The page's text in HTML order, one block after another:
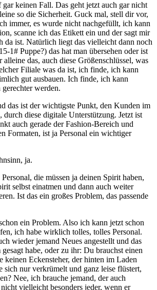
gar keinen Fall. Das geht jetzt auch gar nicht
so die Sicherheit. Guck mal, stell dir vor,
immer, es wurde nicht nachgefüllt, ich kann
scanne ich das Etikett ein und der sagt mir
da ist. Natürlich liegt das vielleicht dann noch
1# Puppe?) das hat man übersehen oder ist
alleine das, auch diese Größenschlüssel, was
Filiale was da ist, ich finde, ich kann
gut ausbauen. Ich finde, ich kann
werden.
das ist der wichtigste Punkt, den Kunden im
diese digitale Unterstützung. Jetzt ist
auch gerade der Fashion-Bereich und
Formaten, ist ja Personal ein wichtiger
ja.
die müssen ja deinen Spirit haben,
selbst einatmen und dann auch weiter
Ist das ein großes Problem, das passende
ein Problem. Also ich kann jetzt schon
ich habe wirklich tolles, tolles Personal.
wieder jemand Neues angestellt und das
habe, oder zu ihr: Du brauchst einen
keinen Eckensteher, der hinten im Laden
sich nur verkrümelt und ganz leise flüstert,
Nee, ich brauche jemand, der auch
vielleicht besonders jeder, wenn er